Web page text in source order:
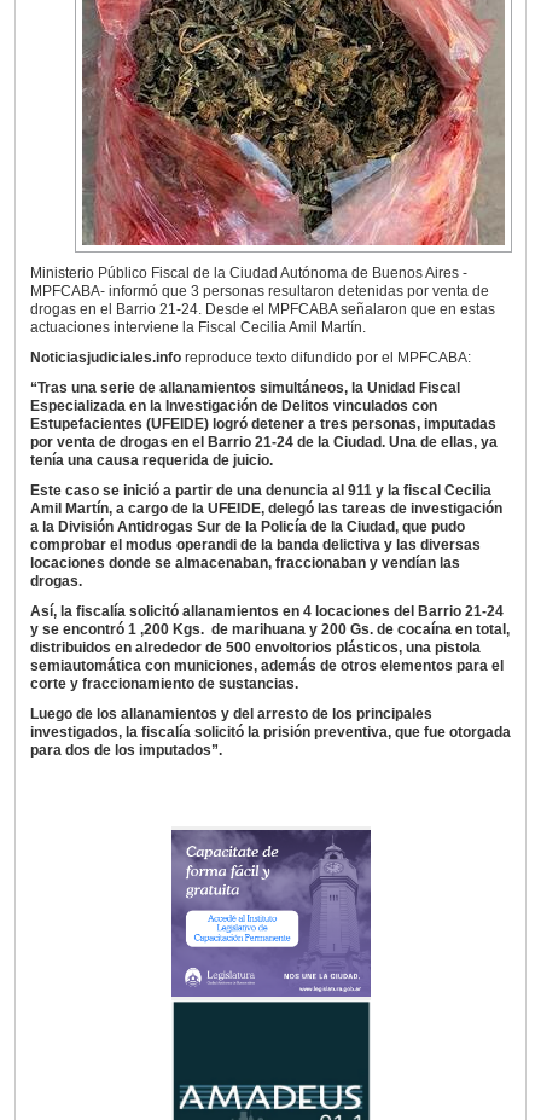
Ministerio Público Fiscal de la Ciudad Autónoma de Buenos Aires -
MPFCABA- informó que 3 personas resultaron detenidas por venta de
drogas en el Barrio 21-24. Desde el MPFCABA señalaron que en estas
actuaciones interviene la Fiscal Cecilia Amil Martín.
Noticiasjudiciales.info reproduce texto difundido por el MPFCABA:
“Tras una serie de allanamientos simultáneos, la Unidad Fiscal
Especializada en la Investigación de Delitos vinculados con
Estupefacientes (UFEIDE) logró detener a tres personas, imputadas
por venta de drogas en el Barrio 21-24 de la Ciudad. Una de ellas, ya
tenía una causa requerida de juicio.
Este caso se inició a partir de una denuncia al 911 y la fiscal Cecilia
Amil Martín, a cargo de la UFEIDE, delegó las tareas de investigación
a la División Antidrogas Sur de la Policía de la Ciudad, que pudo
comprobar el modus operandi de la banda delictiva y las diversas
locaciones donde se almacenaban, fraccionaban y vendían las
drogas.
Así, la fiscalía solicitó allanamientos en 4 locaciones del Barrio 21-24
y se encontró 1 ,200 Kgs. de marihuana y 200 Gs. de cocaína en total,
distribuidos en alrededor de 500 envoltorios plásticos, una pistola
semiautomática con municiones, además de otros elementos para el
corte y fraccionamiento de sustancias.
Luego de los allanamientos y del arresto de los principales
investigados, la fiscalía solicitó la prisión preventiva, que fue otorgada
para dos de los imputados”.